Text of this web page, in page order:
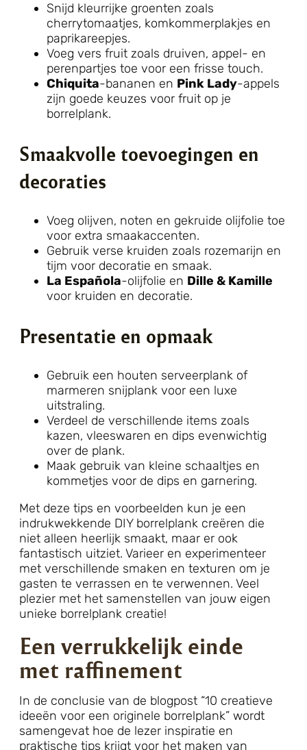
Snijd kleurrijke groenten zoals
cherrytomaatjes, komkommerplakjes en
paprikareepjes.
Voeg vers fruit zoals druiven, appel- en
perenpartjes toe voor een frisse touch.
Chiquita-bananen en Pink Lady-appels
zijn goede keuzes voor fruit op je
borrelplank.
Smaakvolle toevoegingen en
decoraties
Voeg olijven, noten en gekruide olijfolie toe
voor extra smaakaccenten.
Gebruik verse kruiden zoals rozemarijn en
tijm voor decoratie en smaak.
La Española-olijfolie en Dille & Kamille
voor kruiden en decoratie.
Presentatie en opmaak
Gebruik een houten serveerplank of
marmeren snijplank voor een luxe
uitstraling.
Verdeel de verschillende items zoals
kazen, vleeswaren en dips evenwichtig
over de plank.
Maak gebruik van kleine schaaltjes en
kommetjes voor de dips en garnering.
Met deze tips en voorbeelden kun je een
indrukwekkende DIY borrelplank creëren die
niet alleen heerlijk smaakt, maar er ook
fantastisch uitziet. Varieer en experimenteer
met verschillende smaken en texturen om je
gasten te verrassen en te verwennen. Veel
plezier met het samenstellen van jouw eigen
unieke borrelplank creatie!
Een verrukkelijk einde
met raffinement
In de conclusie van de blogpost “10 creatieve
ideeën voor een originele borrelplank” wordt
samengevat hoe de lezer inspiratie en
praktische tips krijgt voor het maken van